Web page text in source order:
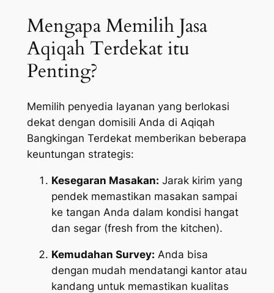
Mengapa Memilih Jasa
Aqiqah Terdekat itu
Penting?
Memilih penyedia layanan yang berlokasi
dekat dengan domisili Anda di Aqiqah
Bangkingan Terdekat memberikan beberapa
keuntungan strategis:
Kesegaran Masakan: Jarak kirim yang
pendek memastikan masakan sampai
ke tangan Anda dalam kondisi hangat
dan segar (fresh from the kitchen).
Kemudahan Survey: Anda bisa
dengan mudah mendatangi kantor atau
kandang untuk memastikan kualitas